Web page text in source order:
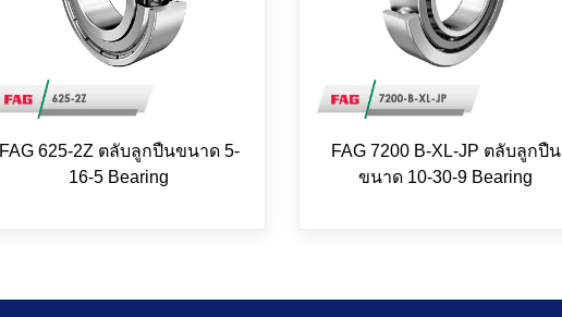
FAG 625-2Z ตลับลูกปืนขนาด 5-
16-5 Bearing
FAG 7200 B-XL-JP ตลับลูกปืน
ขนาด 10-30-9 Bearing